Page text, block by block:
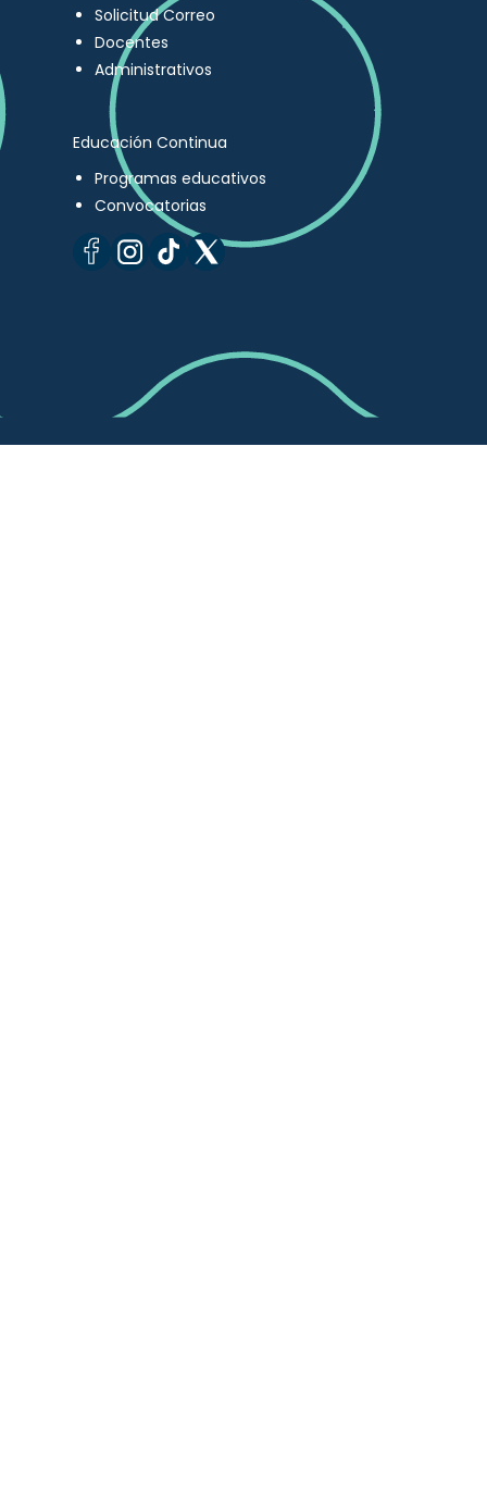
Solicitud Correo
Docentes
Administrativos
Educación Continua
Programas educativos
Convocatorias